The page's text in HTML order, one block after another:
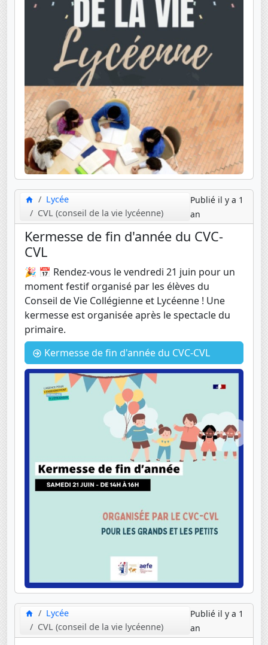
Lycée
CVL (conseil de la vie lycéenne)
Publié il y a 1
an
Kermesse de fin d'année du CVC-
CVL
🎉 📅 Rendez-vous le vendredi 21 juin pour un
moment festif organisé par les élèves du
Conseil de Vie Collégienne et Lycéenne ! Une
kermesse est organisée après le spectacle du
primaire.
Kermesse de fin d'année du CVC-CVL
Lycée
CVL (conseil de la vie lycéenne)
Publié il y a 1
an